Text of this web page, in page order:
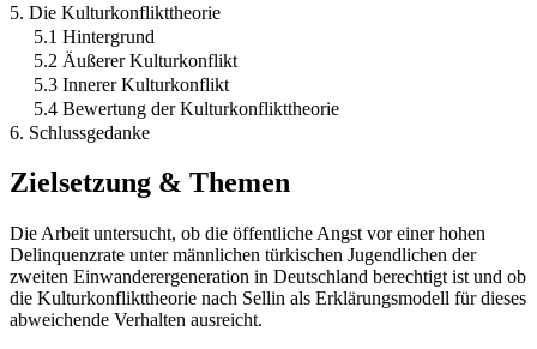
5. Die Kulturkonflikttheorie
5.1 Hintergrund
5.2 Äußerer Kulturkonflikt
5.3 Innerer Kulturkonflikt
5.4 Bewertung der Kulturkonflikttheorie
6. Schlussgedanke
Zielsetzung & Themen
Die Arbeit untersucht, ob die öffentliche Angst vor einer hohen
Delinquenzrate unter männlichen türkischen Jugendlichen der
zweiten Einwanderergeneration in Deutschland berechtigt ist und ob
die Kulturkonflikttheorie nach Sellin als Erklärungsmodell für dieses
abweichende Verhalten ausreicht.